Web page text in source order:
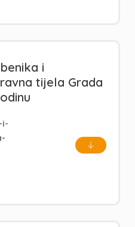
i
tijela Grada
i-